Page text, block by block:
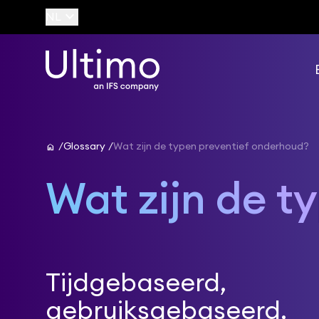
home Glossary Wat zijn de typen preventief onderhoud?
Wat zijn de
Tijdgebaseerd,
gebruiksgebaseerd,